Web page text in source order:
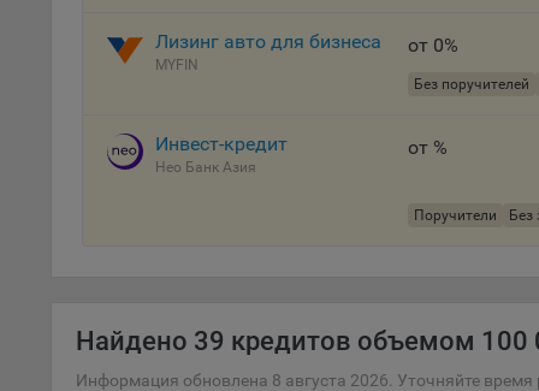
На
На
Лизинг авто для бизнеса
MYFIN
от 0%
Без поручителей
Инвест-кредит
Нео Банк Азия
от %
Поручители Без
Найдено 39 кредитов объемом 100
Информация обновлена 8 августа 2026. Уточняйте время